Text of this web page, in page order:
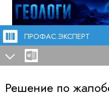
ПРОФАС.ЭКСПЕРТ
Решение по